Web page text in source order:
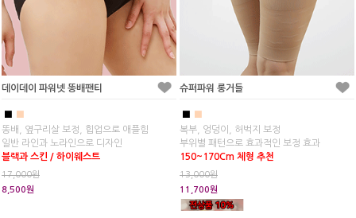
데이데이 파워넷 똥배팬티
■ ■
똥배, 옆구리살 보정, 힙업으로 애플힘
일반 라인과 노라인으로 디자인
블랙과 스킨 / 하이웨스트
17,000원
8,500원
슈퍼파워 롱거들
■ ■
복부, 엉덩이, 허벅지 보정
부위별 패턴으로 효과적인 보정 효과
150~170Cm 체형 추천
13,000원
11,700원